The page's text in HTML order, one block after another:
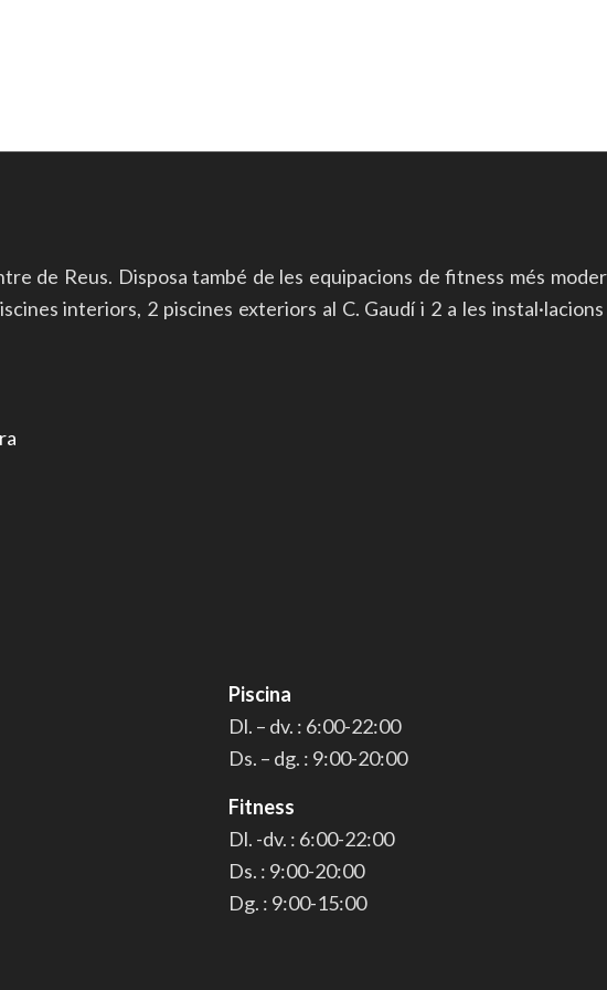
de Reus. Disposa també de les equipacions de fitness més
interiors, 2 piscines exteriors al C. Gaudí i 2 a les
Piscina
Dl. – dv. : 6:00-22:00
Ds. – dg. : 9:00-20:00
Fitness
Dl. -dv. : 6:00-22:00
Ds. : 9:00-20:00
Dg. : 9:00-15:00